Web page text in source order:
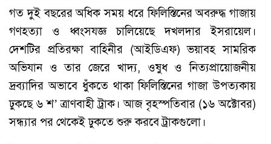
গত দুই বছরের অধিক সময় ধরে ফিলিস্তিনের অবরুদ্ধ গাজায়
গণহত্যা ও ধ্বংসযজ্ঞ চালিয়েছে দখলদার ইসরায়েল।
দেশটির প্রতিরক্ষা বাহিনীর (আইডিএফ) ভয়াবহ সামরিক
অভিযান ও তার জেরে খাদ্য, ওষুধ ও নিত্যপ্রায়োজনীয়
দ্রব্যাদির অভাবে ধুঁকতে থাকা ফিলিস্তিনের গাজা উপত্যকায়
ঢুকছে ৬ শ’ ত্রাণবাহী ট্রাক। আজ বৃহস্পতিবার (১৬ অক্টোবর)
সন্ধ্যার পর থেকেই ঢুকতে শুরু করবে ট্রাকগুলো।